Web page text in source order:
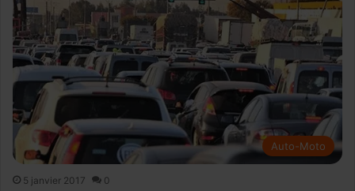
Auto-Moto
5 janvier 2017 0